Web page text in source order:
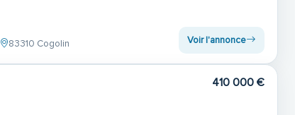
83310 Cogolin Voir l'annonce
410 000 €